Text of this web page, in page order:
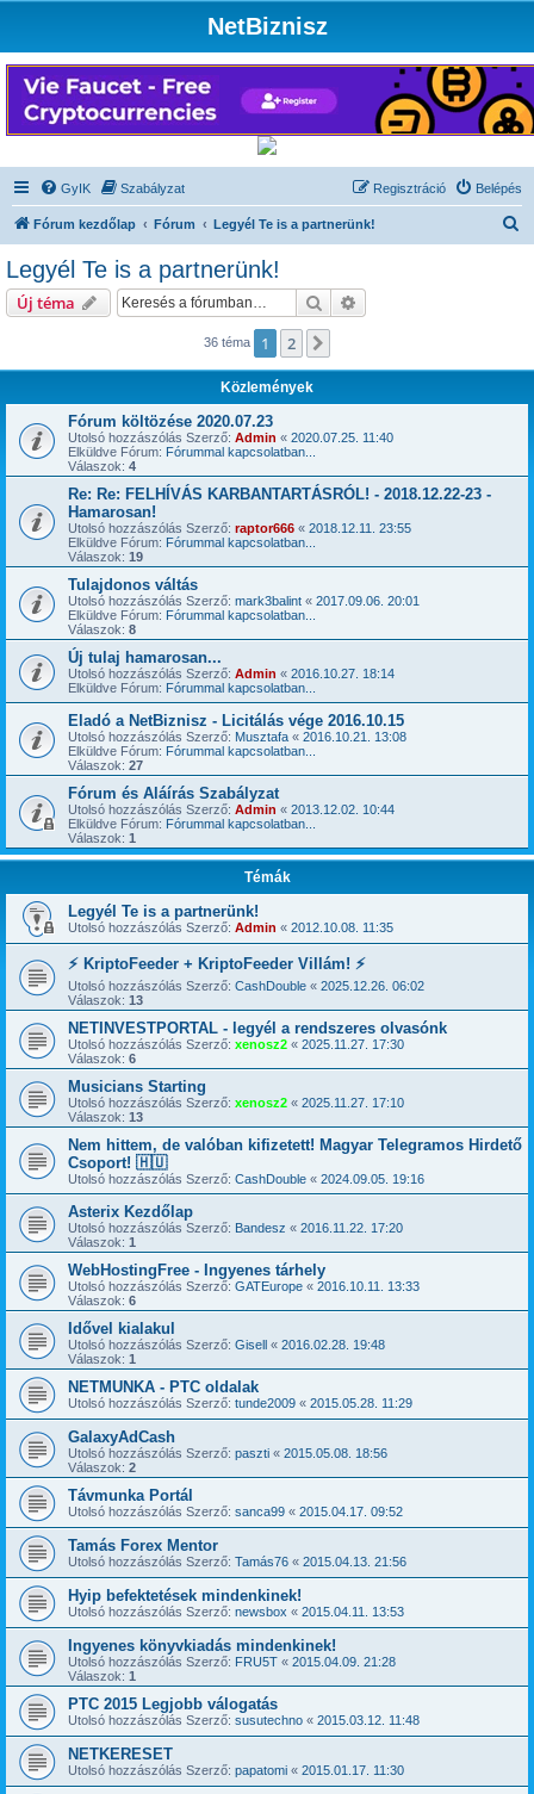
NetBiznisz
GyIK Szabályzat Belépés
Regisztráció
Fórum kezdőlap Fórum Legyél Te is a partnerünk!
Legyél Te is a partnerünk!
Új téma Keresés
36 téma 1 2
Közlemények
Fórum költözése 2020.07.23
Utolsó hozzászólás Szerző: Admin « 2020.07.25. 11:40
Elküldve Fórum: Fórummal kapcsolatban...
Válaszok: 4
Re: Re: FELHÍVÁS KARBANTARTÁSRÓL! - 2018.12.22-23 -
Hamarosan!
Utolsó hozzászólás Szerző: raptor666 « 2018.12.11. 23:55
Elküldve Fórum: Fórummal kapcsolatban...
Válaszok: 19
Tulajdonos váltás
Utolsó hozzászólás Szerző: mark3balint « 2017.09.06. 20:01
Elküldve Fórum: Fórummal kapcsolatban...
Válaszok: 8
Új tulaj hamarosan...
Utolsó hozzászólás Szerző: Admin « 2016.10.27. 18:14
Elküldve Fórum: Fórummal kapcsolatban...
Eladó a NetBiznisz - Licitálás vége 2016.10.15
Utolsó hozzászólás Szerző: Musztafa « 2016.10.21. 13:08
Elküldve Fórum: Fórummal kapcsolatban...
Válaszok: 27
Fórum és Aláírás Szabályzat
Utolsó hozzászólás Szerző: Admin « 2013.12.02. 10:44
Elküldve Fórum: Fórummal kapcsolatban...
Válaszok: 1
Témák
Legyél Te is a partnerünk!
Utolsó hozzászólás Szerző: Admin « 2012.10.08. 11:35
⚡ KriptoFeeder + KriptoFeeder Villám! ⚡
Utolsó hozzászólás Szerző: CashDouble « 2025.12.26. 06:02
Válaszok: 13
NETINVESTPORTAL - legyél a rendszeres olvasónk
Utolsó hozzászólás Szerző: xenosz2 « 2025.11.27. 17:30
Válaszok: 6
Musicians Starting
Utolsó hozzászólás Szerző: xenosz2 « 2025.11.27. 17:10
Válaszok: 13
Nem hittem, de valóban kifizetett! Magyar Telegramos Hirdető
Csoport! 🇭🇺
Utolsó hozzászólás Szerző: CashDouble « 2024.09.05. 19:16
Asterix Kezdőlap
Utolsó hozzászólás Szerző: Bandesz « 2016.11.22. 17:20
Válaszok: 1
WebHostingFree - Ingyenes tárhely
Utolsó hozzászólás Szerző: GATEurope « 2016.10.11. 13:33
Válaszok: 6
Idővel kialakul
Utolsó hozzászólás Szerző: Gisell « 2016.02.28. 19:48
Válaszok: 1
NETMUNKA - PTC oldalak
Utolsó hozzászólás Szerző: tunde2009 « 2015.05.28. 11:29
GalaxyAdCash
Utolsó hozzászólás Szerző: paszti « 2015.05.08. 18:56
Válaszok: 2
Távmunka Portál
Utolsó hozzászólás Szerző: sanca99 « 2015.04.17. 09:52
Tamás Forex Mentor
Utolsó hozzászólás Szerző: Tamás76 « 2015.04.13. 21:56
Hyip befektetések mindenkinek!
Utolsó hozzászólás Szerző: newsbox « 2015.04.11. 13:53
Ingyenes könyvkiadás mindenkinek!
Utolsó hozzászólás Szerző: FRU5T « 2015.04.09. 21:28
Válaszok: 1
PTC 2015 Legjobb válogatás
Utolsó hozzászólás Szerző: susutechno « 2015.03.12. 11:48
NETKERESET
Utolsó hozzászólás Szerző: papatomi « 2015.01.17. 11:30